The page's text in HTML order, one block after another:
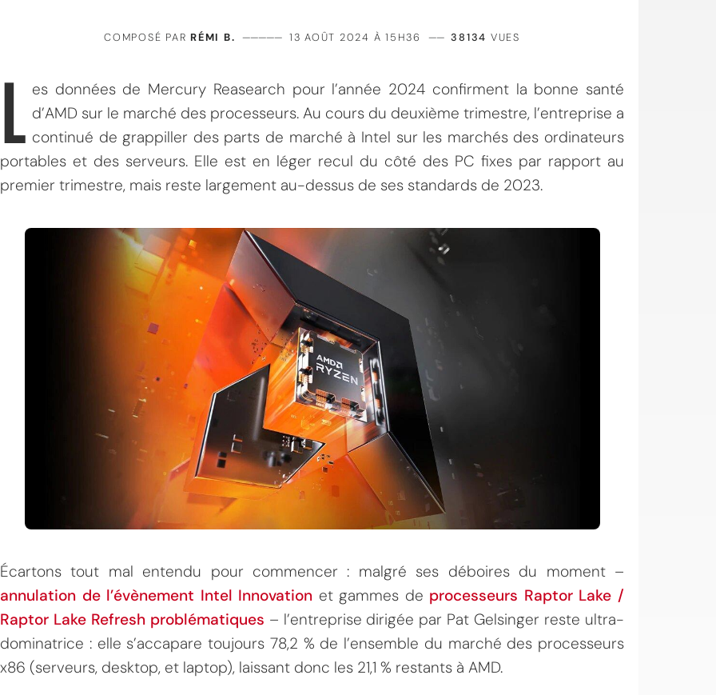
COMPOSÉ PARRÉMI B. ————— 13 AOÛT 2024 À 15H36 —— 38134 VUES
L
es données de Mercury Reasearch pour l’année 2024 confirment la bonne santé
d’AMD sur le marché des processeurs. Au cours du deuxième trimestre, l’entreprise a
continué de grappiller des parts de marché à Intel sur les marchés des ordinateurs
portables et des serveurs. Elle est en léger recul du côté des PC fixes par rapport au
premier trimestre, mais reste largement au-dessus de ses standards de 2023.
Écartons tout mal entendu pour commencer : malgré ses déboires du moment –
annulation de l’évènement Intel Innovation et gammes de processeurs Raptor Lake /
Raptor Lake Refresh problématiques – l’entreprise dirigée par Pat Gelsinger reste ultra-
dominatrice : elle s’accapare toujours 78,2 % de l’ensemble du marché des processeurs
x86 (serveurs, desktop, et laptop), laissant donc les 21,1 % restants à AMD.